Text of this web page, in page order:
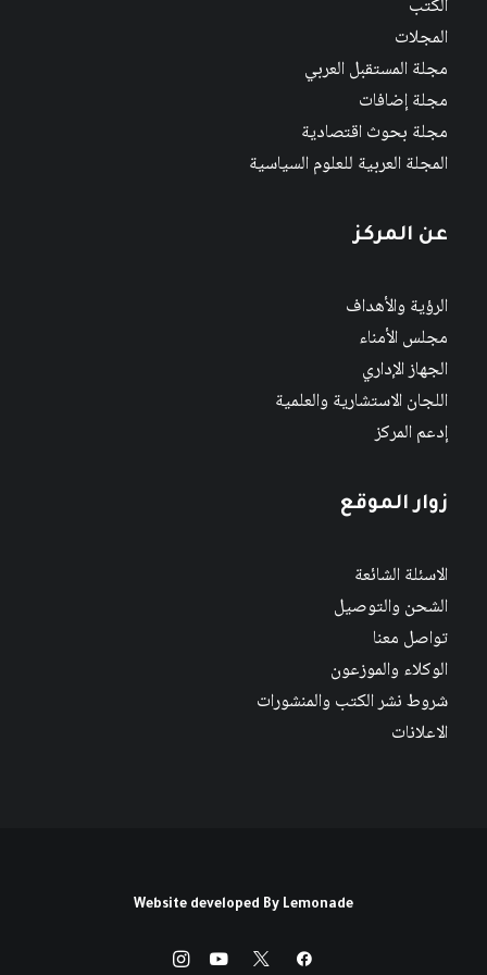
الكتب
المجلات
مجلة المستقبل العربي
مجلة إضافات
مجلة بحوث اقتصادية
المجلة العربية للعلوم السياسية
عن المركز
الرؤية والأهداف
مجلس الأمناء
الجهاز الإداري
اللجان الاستشارية والعلمية
إدعم المركز
زوار الموقع
الاسئلة الشائعة
الشحن والتوصيل
تواصل معنا
الوكلاء والموزعون
شروط نشر الكتب والمنشورات
الاعلانات
Website developed By Lemonade